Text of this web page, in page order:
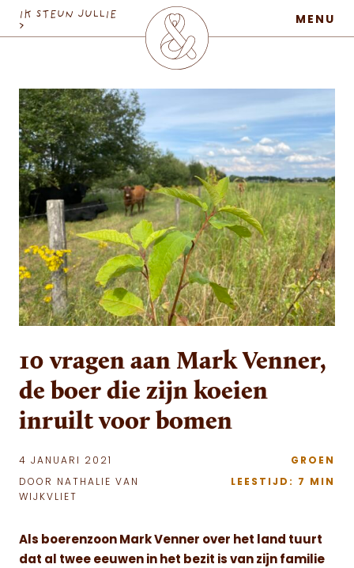
MaatschapWij
MENU
IK STEUN JULLIE
>
10 vragen aan Mark Venner,
de boer die zijn koeien
inruilt voor bomen
4 JANUARI 2021
DOOR NATHALIE VAN
WIJKVLIET
GROEN
LEESTIJD: 7 MIN
Als boerenzoon Mark Venner over het land tuurt
dat al twee eeuwen in het bezit is van zijn familie